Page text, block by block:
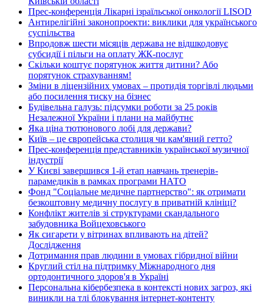
Прес-конференція Лікарні ізраїльської онкології LISOD
Антирелігійні законопроекти: виклики для українського
суспільства
Впродовж шести місяців держава не відшкодовує
субсидії і пільги на оплату ЖК-послуг
Скільки коштує порятунок життя дитини? Або
порятунок страхуванням!
Зміни в ліцензійних умовах – протидія торгівлі людьми
або посилення тиску на бізнес
Будівельна галузь: підсумки роботи за 25 років
Незалежної України і плани на майбутнє
Яка ціна тютюнового лобі для держави?
Київ – це європейська столиця чи кам'яний гетто?
Прес-конференція представників української музичної
індустрії
У Києві завершився 1-й етап навчань тренерів-
парамедиків в рамках програми НАТО
Фонд "Соціальне медичне партнерство": як отримати
безкоштовну медичну послугу в приватній клініці?
Конфлікт жителів зі структурами скандального
забудовника Войцеховського
Як сигарети у вітринах впливають на дітей?
Дослідження
Дотримання прав людини в умовах гібридної війни
Круглий стіл на підтримку Міжнародного дня
ортодонтичного здоров'я в Україні
Персональна кібербезпека в контексті нових загроз, які
виникли на тлі блокування інтернет-контенту